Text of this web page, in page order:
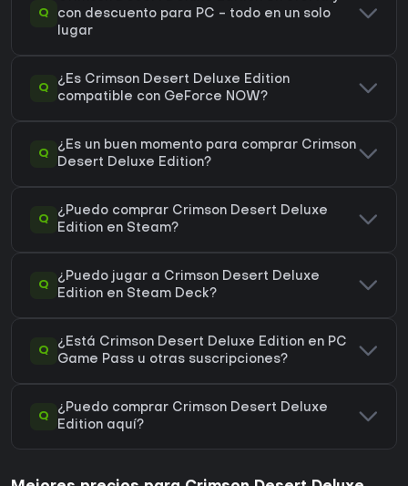
Q
con descuento para PC - todo en un solo
lugar
Q
¿Es Crimson Desert Deluxe Edition
compatible con GeForce NOW?
Q
¿Es un buen momento para comprar Crimson
Desert Deluxe Edition?
Q
¿Puedo comprar Crimson Desert Deluxe
Edition en Steam?
Q
¿Puedo jugar a Crimson Desert Deluxe
Edition en Steam Deck?
Q
¿Está Crimson Desert Deluxe Edition en PC
Game Pass u otras suscripciones?
Q
¿Puedo comprar Crimson Desert Deluxe
Edition aquí?